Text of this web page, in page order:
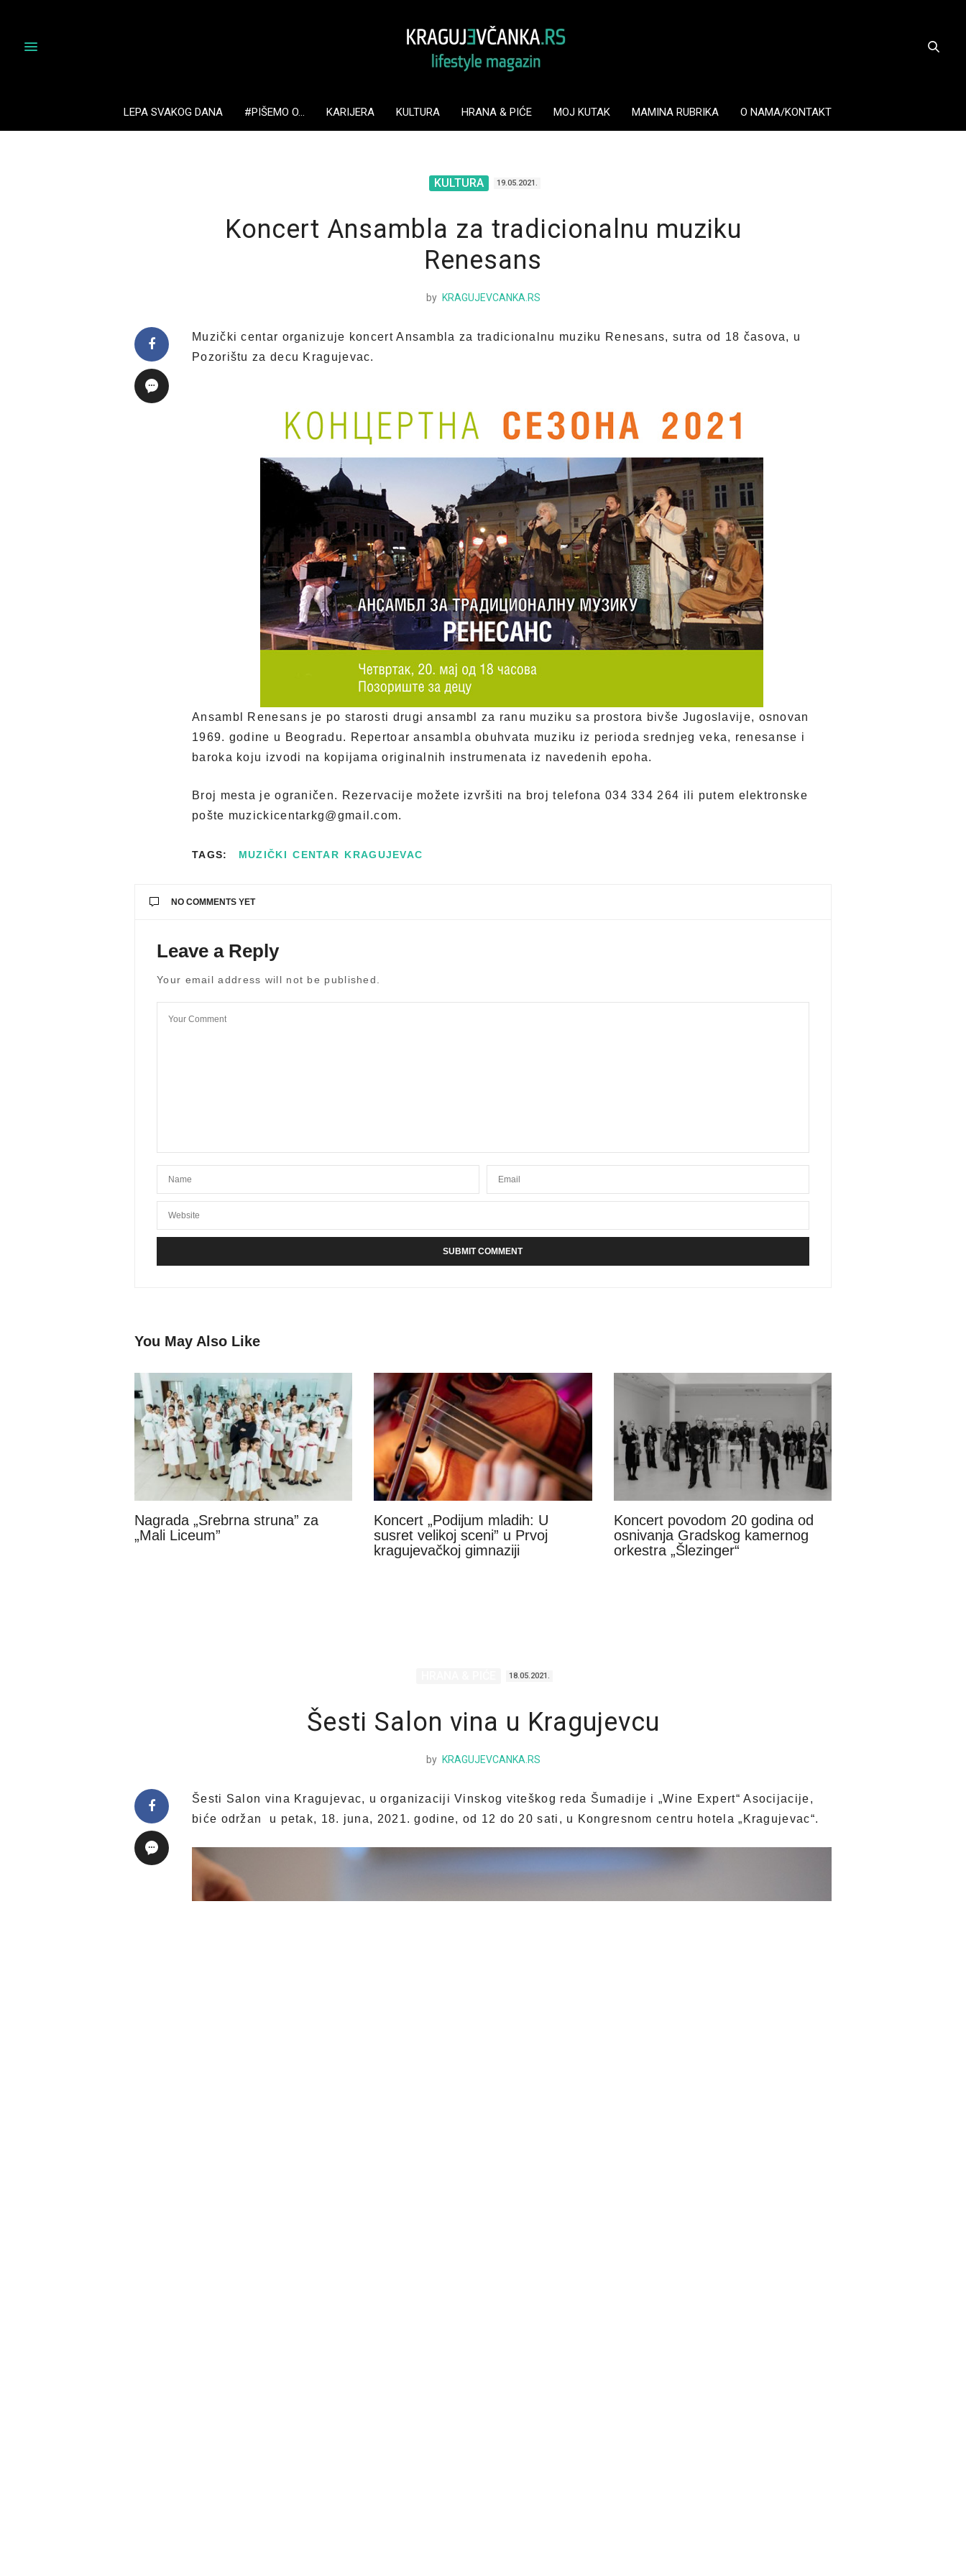
LEPA SVAKOG DANA #PIŠEMO O… KARIJERA KULTURA HRANA & PIĆE MOJ KUTAK MAMINA RUBRIKA O NAMA/KONTAKT
KULTURA 19.05.2021.
Koncert Ansambla za tradicionalnu muziku
Renesans
by KRAGUJEVCANKA.RS
Muzički centar organizuje koncert Ansambla za tradicionalnu muziku Renesans, sutra od 18 časova, u
Pozorištu za decu Kragujevac.
Ansambl Renesans je po starosti drugi ansambl za ranu muziku sa prostora bivše Jugoslavije, osnovan
1969. godine u Beogradu. Repertoar ansambla obuhvata muziku iz perioda srednjeg veka, renesanse i
baroka koju izvodi na kopijama originalnih instrumenata iz navedenih epoha.
Broj mesta je ograničen. Rezervacije možete izvršiti na broj telefona 034 334 264 ili putem elektronske
pošte muzickicentarkg@gmail.com.
TAGS: MUZIČKI CENTAR KRAGUJEVAC
NO COMMENTS YET
Leave a Reply
Your email address will not be published.
You May Also Like
Nagrada „Srebrna struna” za
„Mali Liceum”
Koncert „Podijum mladih: U
susret velikoj sceni” u Prvoj
kragujevačkoj gimnaziji
Koncert povodom 20 godina od
osnivanja Gradskog kamernog
orkestra „Šlezinger“
18.05.2021.
Šesti Salon vina u Kragujevcu
by KRAGUJEVCANKA.RS
Šesti Salon vina Kragujevac, u organizaciji Vinskog viteškog reda Šumadije i „Wine Expert“ Asocijacije,
biće održan u petak, 18. juna, 2021. godine, od 12 do 20 sati, u Kongresnom centru hotela „Kragujevac“.